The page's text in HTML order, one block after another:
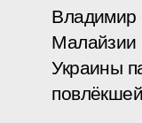
Владимир
Малайзии
Украины